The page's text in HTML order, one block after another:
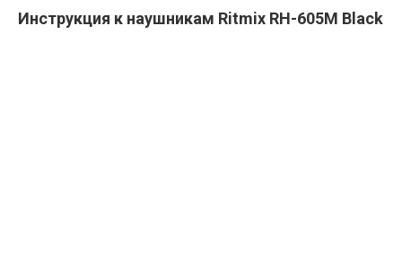
Инструкция к наушникам Ritmix RH-605M Black